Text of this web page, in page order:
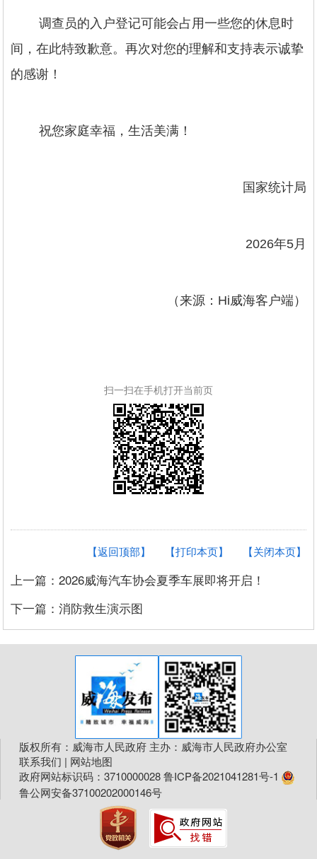
调查员的入户登记可能会占用一些您的休息时
间，在此特致歉意。再次对您的理解和支持表示诚挚
的感谢！
祝您家庭幸福，生活美满！
国家统计局
2026年5月
（来源：Hi威海客户端）
扫一扫在手机打开当前页
【关闭本页】
【打印本页】
【返回顶部】
上一篇：2026威海汽车协会夏季车展即将开启！
下一篇：消防救生演示图
版权所有：威海市人民政府 主办：威海市人民政府办公室
联系我们 | 网站地图
政府网站标识码：3710000028鲁ICP备2021041281号-1
鲁公网安备37100202000146号